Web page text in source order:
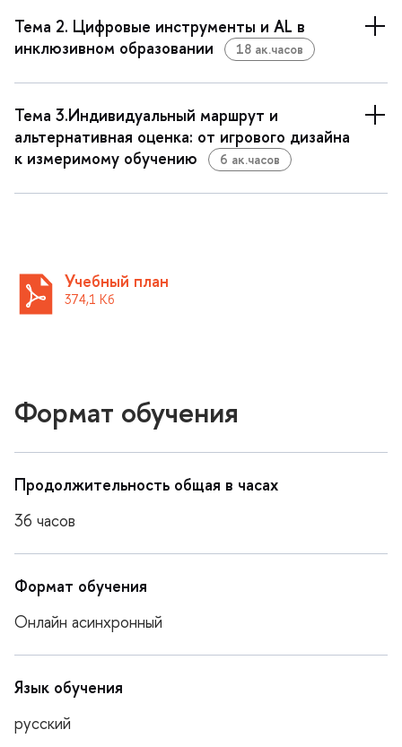
Тема 2. Цифровые инструменты и АL
инклюзивном образовании
18 ак.часо
Тема 3.Индивидуальный маршрут и
альтернативная оценка: от игрового дизайна
к измеримому обучению
6 ак.часо
Учебный план
374,1 К
Формат обучения
Продолжительность общая в часах
36 часо
Формат обучения
Онлайн асинхронный
Язык обучения
русский